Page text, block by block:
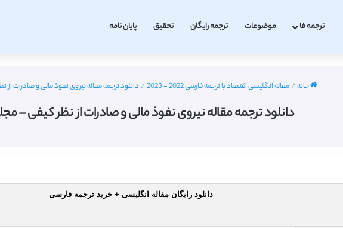
ترجمه فا موضوعات ترجمه رایگان تحقیق پایان نامه
خانه/مقاله انگلیسی اقتصاد با ترجمه فارسی 2022 - 2023 /دانلود ترجمه مقاله نیروی نفوذ مالی و صادرات از
دانلود ترجمه مقاله نیروی نفوذ مالی و صادرات از نظر کیفی –
دانلود رایگان مقاله انگلیسی + خرید ترجمه فارسی